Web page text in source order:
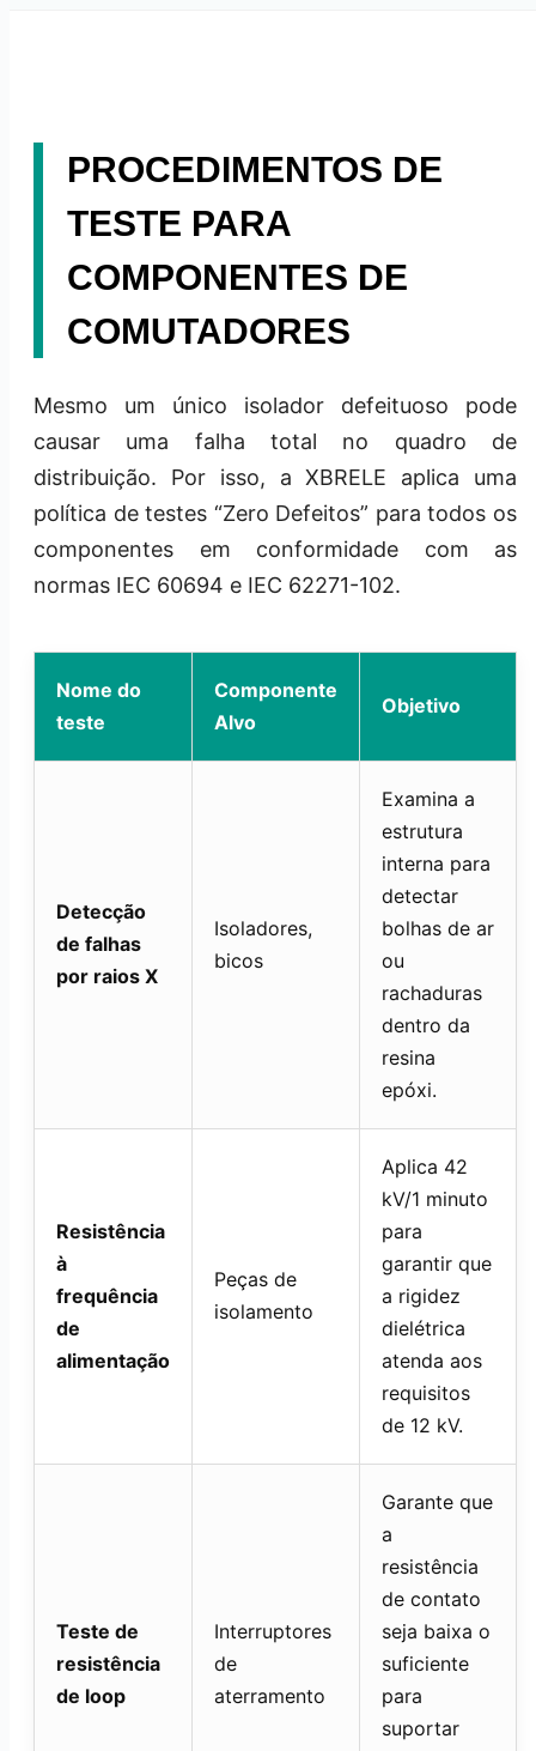
PROCEDIMENTOS DE
TESTE PARA
COMPONENTES DE
COMUTADORES
Mesmo um único isolador defeituoso pode
causar uma falha total no quadro de
distribuição. Por isso, a XBRELE aplica uma
política de testes “Zero Defeitos” para todos os
componentes em conformidade com as
normas IEC 60694 e IEC 62271-102.
Nome do
teste
Componente
Alvo
Objetivo
Detecção
de falhas
por raios X
Isoladores,
bicos
Examina a
estrutura
interna para
detectar
bolhas de ar
ou
rachaduras
dentro da
resina
epóxi.
Resistência
à
frequência
de
alimentação
Peças de
isolamento
Aplica 42
kV/1 minuto
para
garantir que
a rigidez
dielétrica
atenda aos
requisitos
de 12 kV.
Teste de
resistência
de loop
Interruptores
de
aterramento
Garante que
a
resistência
de contato
seja baixa o
suficiente
para
suportar